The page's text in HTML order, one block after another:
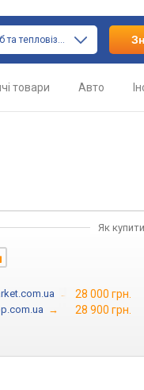
тільки пнб та тепловізори
товари Авто
Як купити
→ 28 000 грн.
→
28 900 грн.